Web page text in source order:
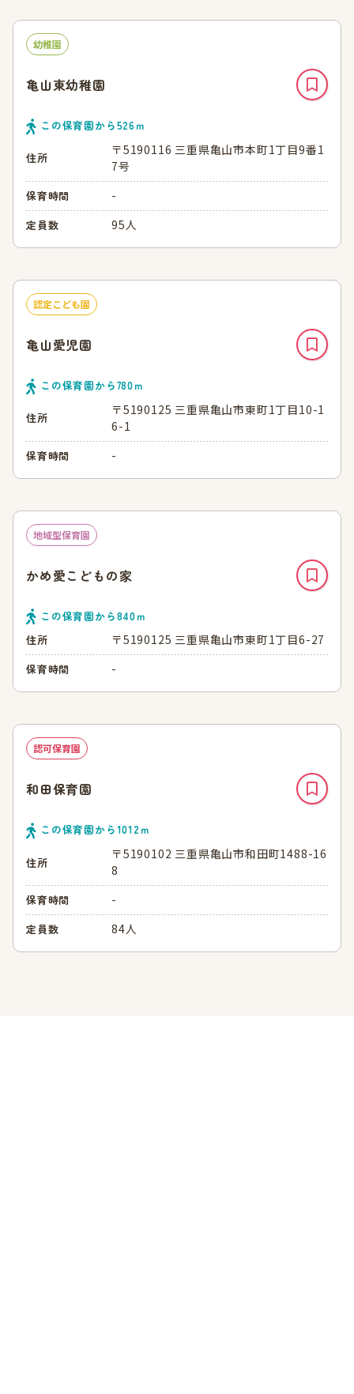
幼稚園
亀山東幼稚園
この保育園から526ｍ
住所
〒5190116 三重県亀山市本町1丁目9番1
7号
保育時間 -
定員数 95人
認定こども園
亀山愛児園
この保育園から780ｍ
住所
〒5190125 三重県亀山市東町1丁目10-1
6-1
保育時間 -
地域型保育園
かめ愛こどもの家
この保育園から840ｍ
住所
〒5190125 三重県亀山市東町1丁目6-27
保育時間 -
認可保育園
和田保育園
この保育園から1012ｍ
住所
〒5190102 三重県亀山市和田町1488-16
8
保育時間 -
定員数 84人